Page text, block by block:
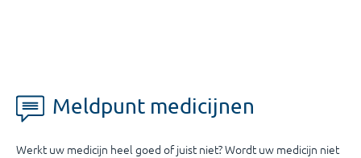
Meldpunt medicijnen
Werkt uw medicijn heel goed of juist niet? Wordt uw medicijn niet